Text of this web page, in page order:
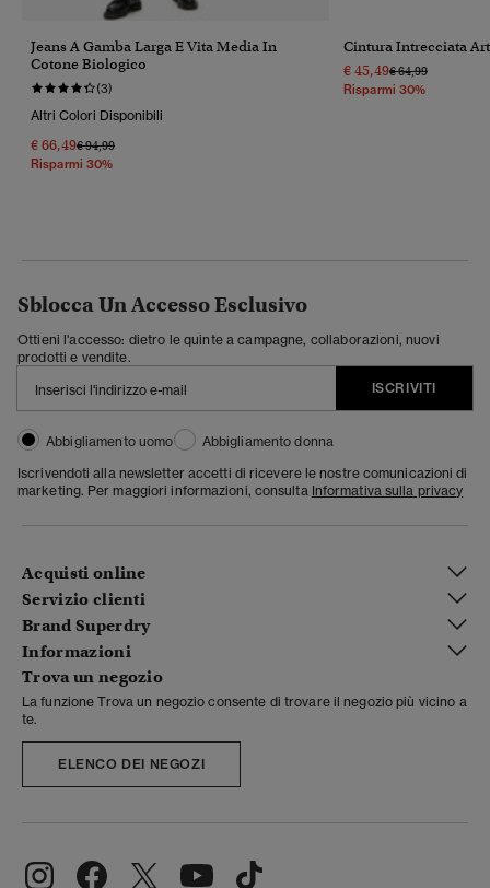
Jeans A Gamba Larga E Vita Media In
Cotone Biologico
(3)
Altri Colori Disponibili
€ 66,49Prezzo Ridotto Da
€ 94,99A
Risparmi 30%
Cintura Intrecciata
€ 45,49Prezzo Ridotto Da
€ 64,99A
Risparmi 30%
Sblocca Un Accesso Esclusivo
Ottieni l'accesso: dietro le quinte a campagne, collaborazioni, nuovi
prodotti e vendite.
ISCRIVITI
Abbigliamento uomo
Abbigliamento donna
Iscrivendoti alla newsletter accetti di ricevere le nostre comunicazioni di
marketing. Per maggiori informazioni, consulta Informativa sulla privacy
Acquisti online
Servizio clienti
Brand Superdry
Informazioni
Trova un negozio
La funzione Trova un negozio consente di trovare il negozio più vicino a
te.
ELENCO DEI NEGOZI